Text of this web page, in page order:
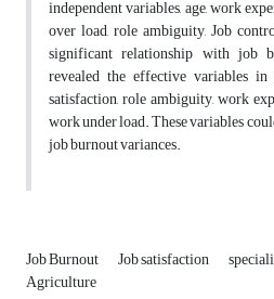
independent variables, age, work
over load, role ambiguity, Job
significant relationship with job
revealed the effective variables
satisfaction, role ambiguity, work
work under load. These variables
job burnout variances.
Job Burnout Job satisfaction
Agriculture